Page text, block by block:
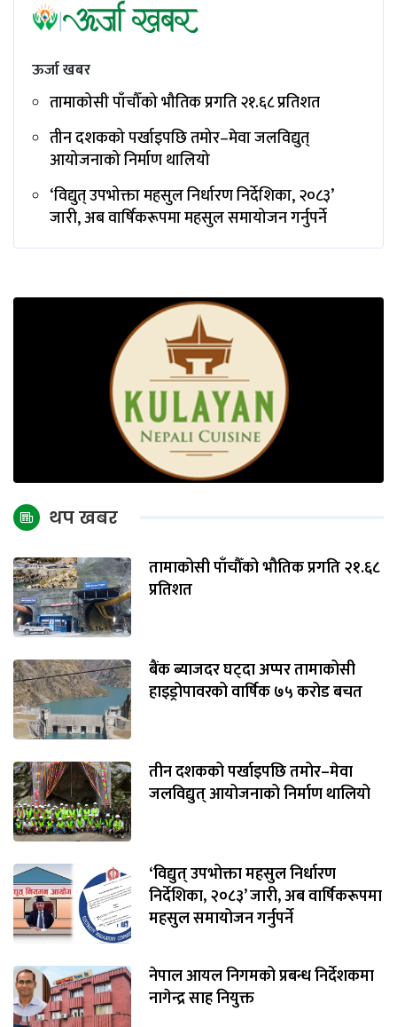
ऊर्जा खबर
तामाकोसी पाँचौँको भौतिक प्रगति २१.६८ प्रतिशत
तीन दशकको पर्खाइपछि तमोर–मेवा जलविद्युत्
आयोजनाको निर्माण थालियो
‘विद्युत् उपभोक्ता महसुल निर्धारण निर्देशिका, २०८३’
जारी, अब वार्षिकरूपमा महसुल समायोजन गर्नुपर्ने
थप खबर
तामाकोसी पाँचौँको भौतिक प्रगति २१.६८
प्रतिशत
बैंक ब्याजदर घट्दा अप्पर तामाकोसी
हाइड्रोपावरको वार्षिक ७५ करोड बचत
तीन दशकको पर्खाइपछि तमोर–मेवा
जलविद्युत् आयोजनाको निर्माण थालियो
‘विद्युत् उपभोक्ता महसुल निर्धारण
निर्देशिका, २०८३’ जारी, अब वार्षिकरूपमा
महसुल समायोजन गर्नुपर्ने
नेपाल आयल निगमको प्रबन्ध निर्देशकमा
नागेन्द्र साह नियुक्त